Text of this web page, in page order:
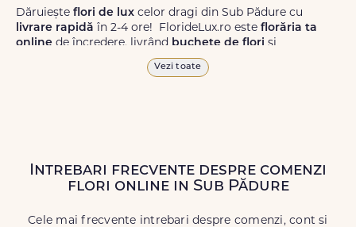
Dăruiește flori de lux celor dragi din Sub Pădure cu
livrare rapidă în 2-4 ore! FlorideLux.ro este florăria ta
online de încredere, livrând buchete de flori și
de calitate superioară în Sub Pădure
Livrăm buchete de flori chiar și înweekend, pentru ca tu
Vezi toate
Intrebari frecvente despre comenzi
flori online in Sub Pădure
Cele mai frecvente intrebari despre comenzi, cont si